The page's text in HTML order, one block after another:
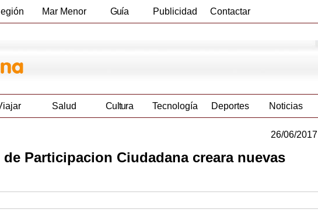
Mar Menor Guía Publicidad Contactar
Salud Cultura Tecnología Deportes Noticias
26/06/2017
Participacion Ciudadana creara nuevas